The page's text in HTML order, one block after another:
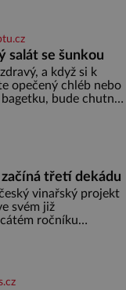
k němu pozornost
turi
salát se šunkou
a když si k
opečený chléb nebo
bude chutnat
začíná třetí dekádu
vinařský projekt
svém již
ročníku